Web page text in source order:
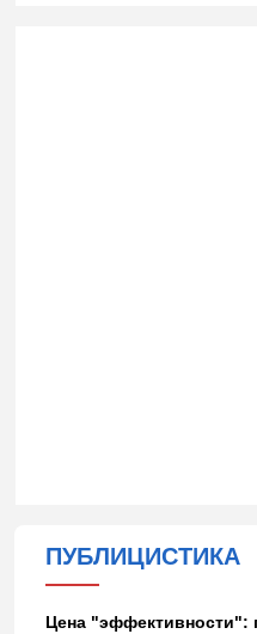
ПУБЛИЦИСТИКА
Цена "эффективности":